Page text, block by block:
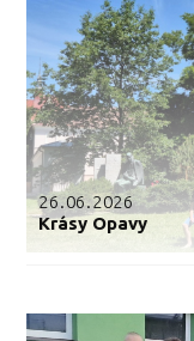
26.06.2026
Krásy Opavy